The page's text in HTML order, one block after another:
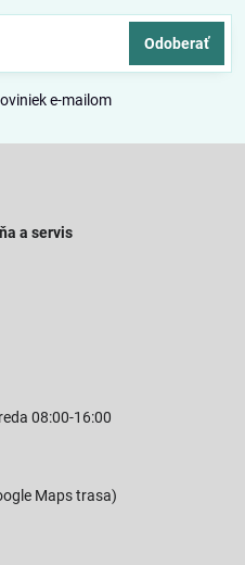
Odoberať
e-mailom
a servis
08:00-16:00
Maps trasa)